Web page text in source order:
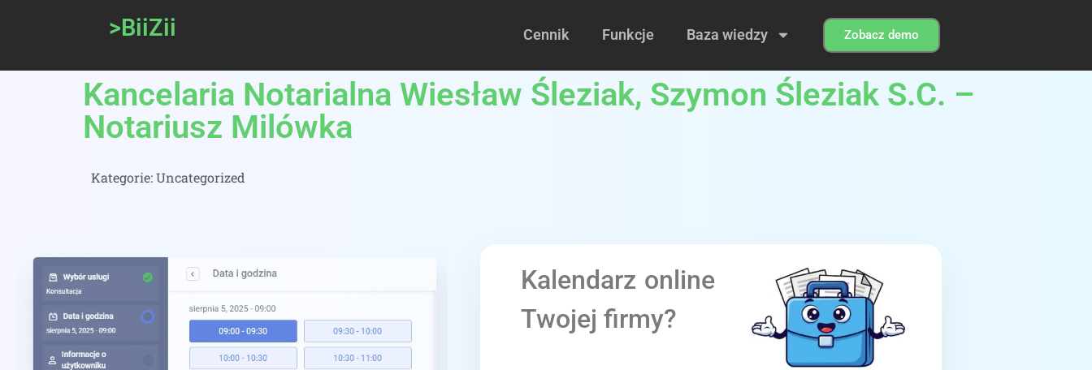
>BiiZii Cennik Funkcje Baza wiedzy Zobacz demo
Kancelaria Notarialna Wiesław Śleziak, Szymon Śleziak S.C. –
Notariusz Milówka
Kategorie:Uncategorized
Kalendarz online
Twojej firmy?